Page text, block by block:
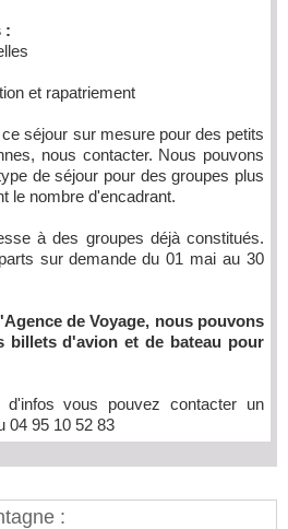
:
:
et rapatriement
séjour sur mesure pour des petits
nous contacter. Nous pouvons
de séjour pour des groupes plus
le nombre d'encadrant.
à des groupes déjà constitués.
sur demande du 01 mai au 30
de Voyage, nous pouvons
billets d'avion et de bateau pour
vous pouvez contacter un
04 95 10 52 83